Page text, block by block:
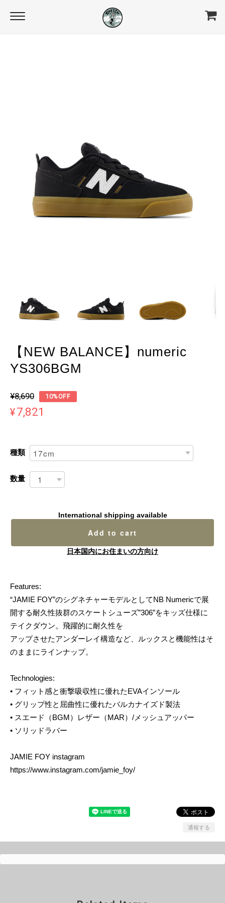
【NEW BALANCE】numeric
YS306BGM
¥8,690 10%OFF
¥7,821
種類
数量
International shipping available
Add to cart
日本国内にお住まいの方向け
Features:
“JAMIE FOY”のシグネチャーモデルとしてNB Numericで展
開する耐久性抜群のスケートシューズ”306”をキッズ仕様に
テイクダウン。飛躍的に耐久性を
アップさせたアンダーレイ構造など、ルックスと機能性はそ
のままにラインナップ。
Technologies:
• フィット感と衝撃吸収性に優れたEVAインソール
• グリップ性と屈曲性に優れたバルカナイズド製法
• スエード（BGM）レザー（MAR）/メッシュアッパー
• ソリッドラバー
JAMIE FOY instagram
https://www.instagram.com/jamie_foy/
通報する